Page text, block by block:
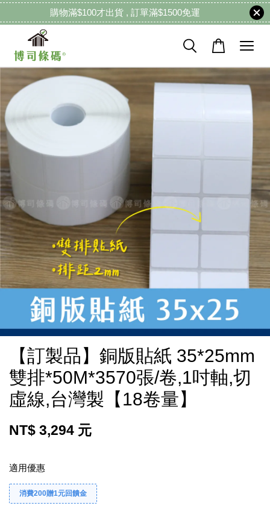
購物滿$100才出貨 , 訂單滿$1500免運
【訂製品】銅版貼紙 35*25mm
雙排*50M*3570張/卷,1吋軸,切
虛線,台灣製【18卷量】
NT$ 3,294 元
適用優惠
消費200贈1元回饋金